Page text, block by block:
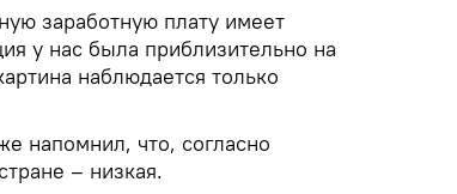
заработную плату имеет
у нас была приблизительно на
наблюдается только
напомнил, что, согласно
– низкая.